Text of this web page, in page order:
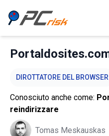
DIROTTATORE DEL BROWSER
Conosciuto anche come:
reindirizzare
Tomas Meskauskas